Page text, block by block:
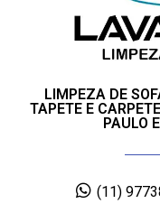
LIMPEZA DE
TAPETE E
PAULO
(11)